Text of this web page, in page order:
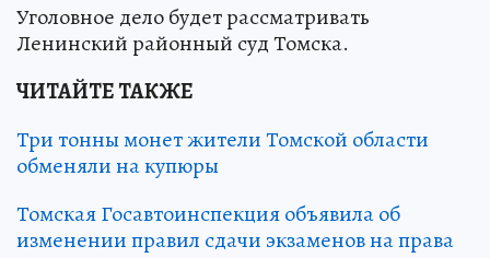
Уголовное дело будет рассматривать
Ленинский районный суд Томска.
ЧИТАЙТЕ ТАКЖЕ
Три тонны монет жители Томской области
обменяли на купюры
Томская Госавтоинспекция объявила об
изменении правил сдачи экзаменов на права